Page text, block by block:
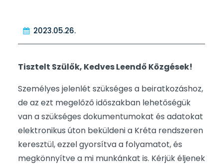
2023.05.26.
Tisztelt Szülők, Kedves Leendő Közgések!
Személyes jelenlét szükséges a beiratkozáshoz,
de az ezt megelőző időszakban lehetőségük
van a szükséges dokumentumokat és adatokat
elektronikus úton beküldeni a Kréta rendszeren
keresztül, ezzel gyorsítva a folyamatot, és
megkönnyítve a mi munkánkat is. Kérjük éljenek